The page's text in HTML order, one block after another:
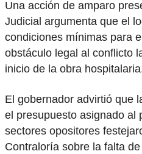
Una acción de amparo
Judicial argumenta que el
condiciones mínimas para
obstáculo legal al conflicto
inicio de la obra
El gobernador advirtió que
el presupuesto asignado al
sectores opositores
Contraloría sobre la falta